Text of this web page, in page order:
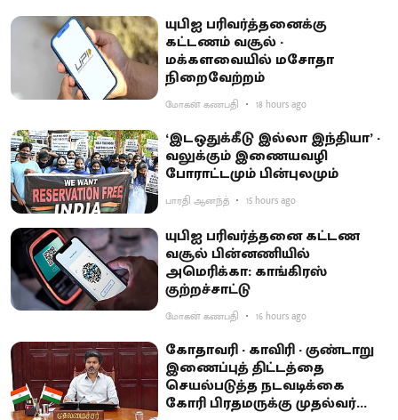
யுபிஐ பரிவர்த்தனைக்கு
கட்டணம் வசூல் -
மக்களவையில் மசோதா
நிறைவேற்றம்
மோகன் கணபதி 18 hours ago
‘இடஒதுக்கீடு இல்லா இந்தியா’ -
வலுக்கும் இணையவழி
போராட்டமும் பின்புலமும்
பாரதி ஆனந்த் 15 hours ago
யுபிஐ பரிவர்த்தனை கட்டண
வசூல் பின்னணியில்
அமெரிக்கா: காங்கிரஸ்
குற்றச்சாட்டு
மோகன் கணபதி 16 hours ago
கோதாவரி - காவிரி - குண்டாறு
இணைப்புத் திட்டத்தை
செயல்படுத்த நடவடிக்கை
கோரி பிரதமருக்கு முதல்வர்